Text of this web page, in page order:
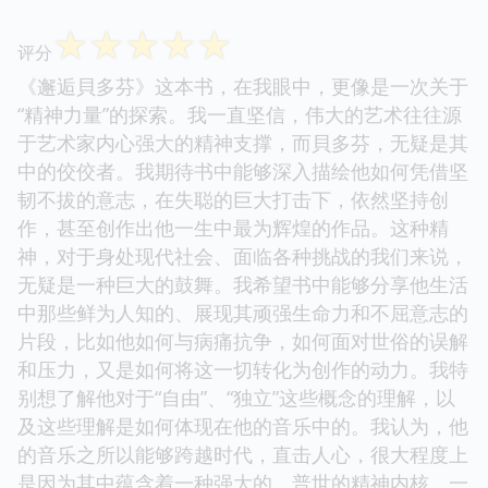
评分 ☆☆☆☆☆
《邂逅貝多芬》这本书，在我眼中，更像是一次关于
“精神力量”的探索。我一直坚信，伟大的艺术往往源
于艺术家内心强大的精神支撑，而貝多芬，无疑是其
中的佼佼者。我期待书中能够深入描绘他如何凭借坚
韧不拔的意志，在失聪的巨大打击下，依然坚持创
作，甚至创作出他一生中最为辉煌的作品。这种精
神，对于身处现代社会、面临各种挑战的我们来说，
无疑是一种巨大的鼓舞。我希望书中能够分享他生活
中那些鲜为人知的、展现其顽强生命力和不屈意志的
片段，比如他如何与病痛抗争，如何面对世俗的误解
和压力，又是如何将这一切转化为创作的动力。我特
别想了解他对于“自由”、“独立”这些概念的理解，以
及这些理解是如何体现在他的音乐中的。我认为，他
的音乐之所以能够跨越时代，直击人心，很大程度上
是因为其中蕴含着一种强大的、普世的精神内核，一